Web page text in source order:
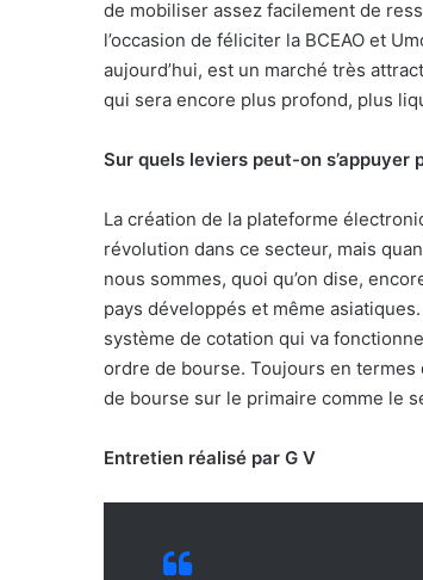
de mobiliser assez facilement de
l’occasion de féliciter la BCEAO et
aujourd’hui, est un marché très
qui sera encore plus profond, plus
Sur quels leviers peut-on s’appuyer
La création de la plateforme
révolution dans ce secteur, mais
nous sommes, quoi qu’on dise,
pays développés et même
système de cotation qui va
ordre de bourse. Toujours en
de bourse sur le primaire comme le
Entretien réalisé par G V